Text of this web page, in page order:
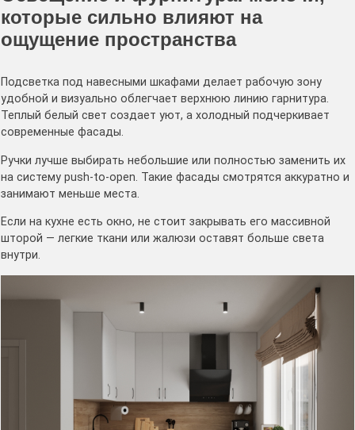
которые сильно влияют на
ощущение пространства
Подсветка под навесными шкафами делает рабочую зону
удобной и визуально облегчает верхнюю линию гарнитура.
Теплый белый свет создает уют, а холодный подчеркивает
современные фасады.
Ручки лучше выбирать небольшие или полностью заменить их
на систему push-to-open. Такие фасады смотрятся аккуратно и
занимают меньше места.
Если на кухне есть окно, не стоит закрывать его массивной
шторой — легкие ткани или жалюзи оставят больше света
внутри.